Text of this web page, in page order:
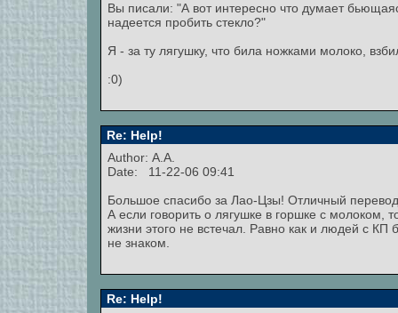
Вы писали: "А вот интересно что думает
надеется пробить стекло?"
Я - за ту лягушку, что била ножками молоко,
:0)
Re: Help!
Author: А.А.
Date: 11-22-06 09:41
Большое спасибо за Лао-Цзы! Отличный
А если говорить о лягушке в горшке с молоком,
жизни этого не встечал. Равно как и людей с
не знаком.
Re: Help!